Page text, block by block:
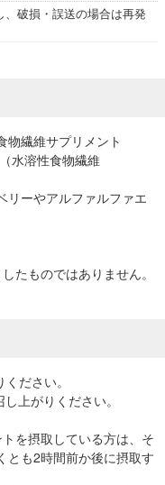
破損・誤送の場合は再発
物繊維サプリメント
水溶性食物繊維
リーやアルファルファエ
たものではありません。
ださい。
上がりください。
を摂取している方は、そ
とも2時間前か後に摂取す